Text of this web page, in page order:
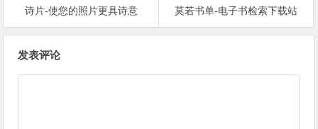
诗片-使您的照片更具诗意
莫若书单-电子书检索下载站
发表评论